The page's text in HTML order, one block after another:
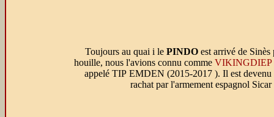
Toujours au quai i le PINDO est arrivé de
houille, nous l'avions connu comme VIKINGDIEP
appelé TIP EMDEN (2015-2017 ). Il est devenu
rachat par l'armement espagnol